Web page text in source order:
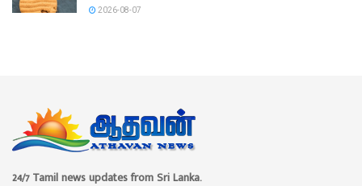
2026-08-07
24/7 Tamil news updates from Sri Lanka.